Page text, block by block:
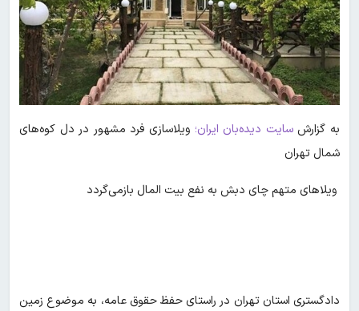
به گزارشسایت دیده‌بان ایران؛ ویلاسازی فرد مشهور در دل کوه‌های
شمال تهران
ویلاهای متهم چای دبش به نفع بیت المال بازمی‌گردد
دادگستری استان تهران در راستای حفظ حقوق عامه، به موضوع زمین